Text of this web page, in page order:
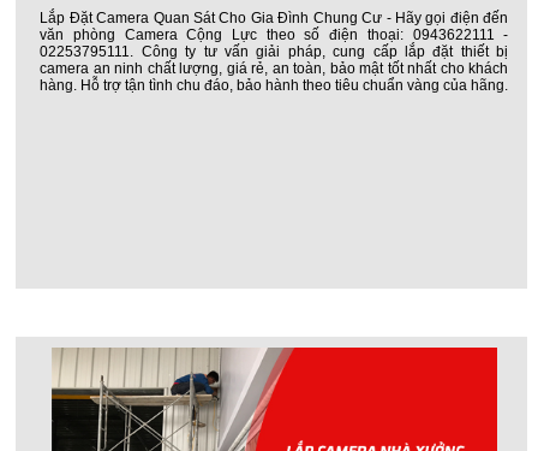
Lắp Đặt Camera Quan Sát Cho Gia Đình Chung Cư - Hãy gọi điện đến
văn phòng Camera Cộng Lực theo số điện thoại: 0943622111 -
02253795111. Công ty tư vấn giải pháp, cung cấp lắp đặt thiết bị
camera an ninh chất lượng, giá rẻ, an toàn, bảo mật tốt nhất cho khách
hàng. Hỗ trợ tận tình chu đáo, bảo hành theo tiêu chuẩn vàng của hãng.